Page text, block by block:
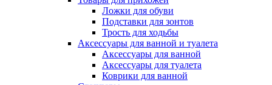
Ложки для обуви
Подставки для зонтов
Трость для ходьбы
Аксессуары для ванной и туалета
Аксессуары для ванной
Аксессуары для туалета
Коврики для ванной